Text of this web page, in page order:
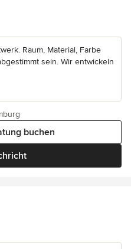
von 5 Sternen
Raum, Material, Farbe
sein. Wir entwickeln
buchen
von 5 Sternen